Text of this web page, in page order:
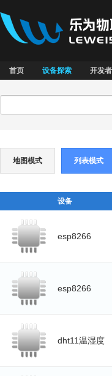
首页 设备探索 开发
地图模式 列表模式
设备
esp8266
esp8266
dht11温湿度